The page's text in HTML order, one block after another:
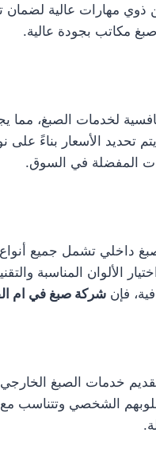
ذوي مهارات عالية
مكاتب بجودة عالية.
لخدمات الصبغ، مما
تحديد الأسعار بناءً
المفضلة في السوق.
داخلي تشمل جميع
الألوان المناسبة
فإن شركة صبغ في ام
خدمات الصبغ
الشخصي وتتناسب